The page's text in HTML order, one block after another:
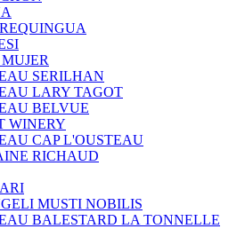
SERILHAN
LARY TAGOT
BELVUE
WINERY
CAP L'OUSTEAU
RICHAUD
MUSTI NOBILIS
BALESTARD LA TONNELLE